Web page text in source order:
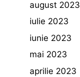
august 2023
iulie 2023
iunie 2023
mai 2023
aprilie 2023